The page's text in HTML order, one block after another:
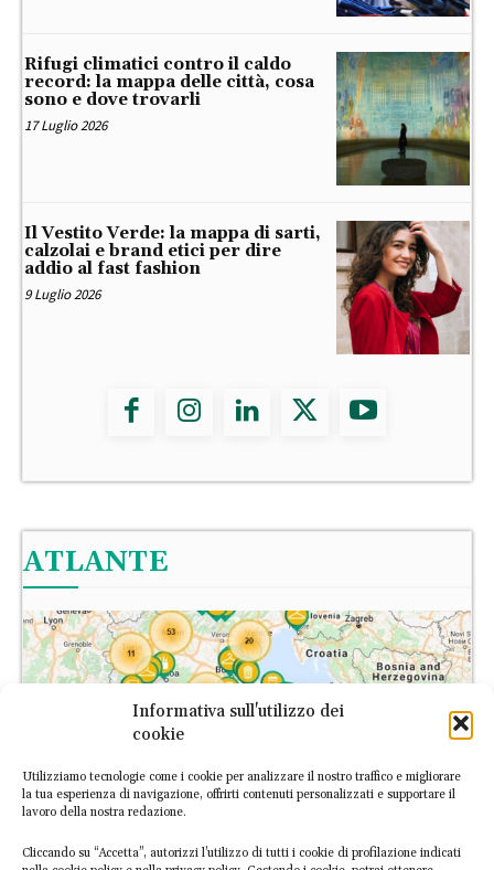
Informativa sull'utilizzo dei
cookie
Utilizziamo tecnologie come i cookie per analizzare il nostro traffico e migliorare
la tua esperienza di navigazione, offrirti contenuti personalizzati e supportare il
lavoro della nostra redazione.
Cliccando su “Accetta”, autorizzi l’utilizzo di tutti i cookie di profilazione indicati
Rifugi climatici contro il caldo
record: la mappa delle città, cosa
sono e dove trovarli
17 Luglio 2026
Il Vestito Verde: la mappa di sarti,
calzolai e brand etici per dire
addio al fast fashion
9 Luglio 2026
ATLANTE